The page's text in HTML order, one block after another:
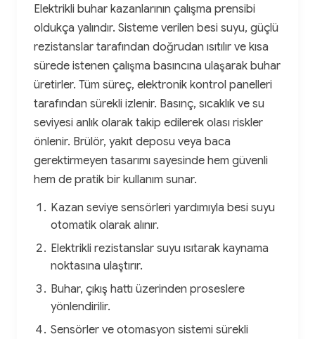
Elektrikli buhar kazanlarının çalışma prensibi
oldukça yalındır. Sisteme verilen besi suyu, güçlü
rezistanslar tarafından doğrudan ısıtılır ve kısa
sürede istenen çalışma basıncına ulaşarak buhar
üretirler. Tüm süreç, elektronik kontrol panelleri
tarafından sürekli izlenir. Basınç, sıcaklık ve su
seviyesi anlık olarak takip edilerek olası riskler
önlenir. Brülör, yakıt deposu veya baca
gerektirmeyen tasarımı sayesinde hem güvenli
hem de pratik bir kullanım sunar.
Kazan seviye sensörleri yardımıyla besi suyu
otomatik olarak alınır.
Elektrikli rezistanslar suyu ısıtarak kaynama
noktasına ulaştırır.
Buhar, çıkış hattı üzerinden proseslere
yönlendirilir.
Sensörler ve otomasyon sistemi sürekli